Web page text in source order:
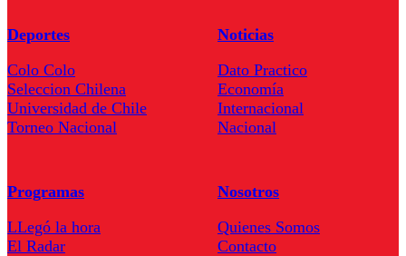
Deportes
Colo Colo
Seleccion Chilena
Universidad de Chile
Torneo Nacional
Noticias
Dato Practico
Economía
Internacional
Nacional
Programas
LLegó la hora
El Radar
Nosotros
Quienes Somos
Contacto